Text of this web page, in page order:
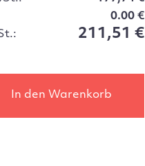
0.00 €
211,51 €
In den Warenkorb